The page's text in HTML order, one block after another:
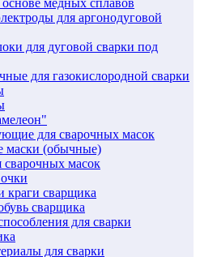
медных сплавов
для аргонодуговой
для дуговой сварки под
для газокислородной сварки
для сварочных масок
маски (обычные)
сварочных масок
краги сварщика
сварщика
для сварки
для сварки